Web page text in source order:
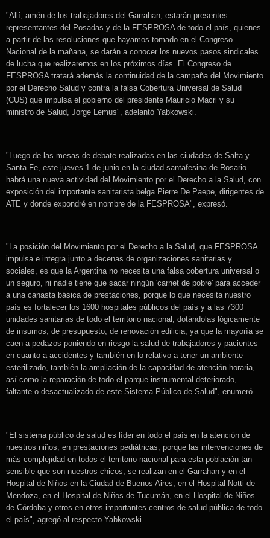
"Allí, amén de los trabajadores del Garrahan, estarán presentes
representantes del Posadas y de la FESPROSA de todo el país, quienes
a partir de las resoluciones que hayamos tomado en el Congreso
Nacional de la mañana, se darán a conocer los nuevos pasos sindicales
de lucha que realizaremos en los próximos días. El Congreso de
FESPROSA tratará además la continuidad de la campaña del Movimiento
por el Derecho Salud y contra la falsa Cobertura Universal de Salud
(CUS) que impulsa el gobierno del presidente Mauricio Macri y su
ministro de Salud, Jorge Lemus", adelantó Yabkowski.
"Luego de las mesas de debate realizadas en las ciudades de Salta y
Santa Fe, este jueves 1 de junio en la ciudad santafesina de Rosario
habrá una nueva actividad del Movimiento por el Derecho a la Salud, con
exposición del importante sanitarista belga Pierre De Paepe, dirigentes de
ATE y donde expondré en nombre de la FESPROSA", expresó.
"La posición del Movimiento por el Derecho a la Salud, que FESPROSA
impulsa e integra junto a decenas de organizaciones sanitarias y
sociales, es que la Argentina no necesita una falsa cobertura universal o
un seguro, ni nadie tiene que sacar ningún 'carnet de pobre' para acceder
a una canasta básica de prestaciones, porque lo que necesita nuestro
país es fortalecer los 1600 hospitales públicos del país y a las 7300
unidades sanitarias de todo el territorio nacional, dotándolas lógicamente
de insumos, de presupuesto, de renovación edilicia, ya que la mayoría se
caen a pedazos poniendo en riesgo la salud de trabajadores y pacientes
en cuanto a accidentes y también en lo relativo a tener un ambiente
esterilizado, también la ampliación de la capacidad de atención horaria,
así como la reparación de todo el parque instrumental deteriorado,
faltante o desactualizado de este Sistema Público de Salud", enumeró.
"El sistema público de salud es líder en todo el país en la atención de
nuestros niños, en prestaciones pediátricas, porque las intervenciones de
más complejidad en todos el territorio nacional para esta población tan
sensible que son nuestros chicos, se realizan en el Garrahan y en el
Hospital de Niños en la Ciudad de Buenos Aires, en el Hospital Notti de
Mendoza, en el Hospital de Niños de Tucumán, en el Hospital de Niños
de Córdoba y otros en otros importantes centros de salud pública de todo
el país", agregó al respecto Yabkowski.